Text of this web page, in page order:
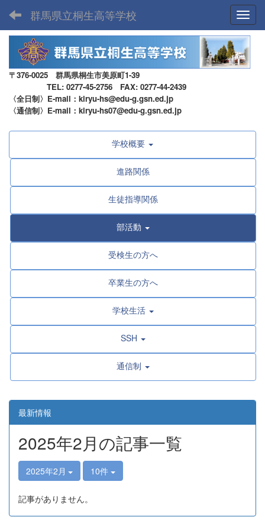
群馬県立桐生高等学校
〒376-0025 群馬県桐生市美原町1-39
TEL: 0277-45-2756 FAX: 0277-44-2439
〈全日制〉E-mail：kiryu-hs@edu-g.gsn.ed.jp
〈通信制〉E-mail：kiryu-hs07@edu-g.gsn.ed.jp
学校概要
進路関係
生徒指導関係
部活動
受検生の方へ
卒業生の方へ
学校生活
SSH
通信制
最新情報
2025年2月の記事一覧
2025年2月 10件
記事がありません。